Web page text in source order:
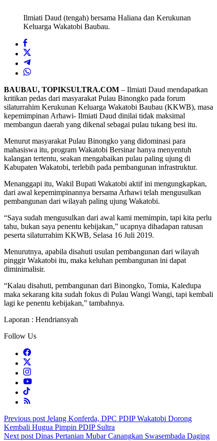
Ilmiati Daud (tengah) bersama Haliana dan Kerukunan
Keluarga Wakatobi Baubau.
BAUBAU, TOPIKSULTRA.COM – Ilmiati Daud mendapatkan
kritikan pedas dari masyarakat Pulau Binongko pada forum
silaturrahim Kerukunan Keluarga Wakatobi Baubau (KKWB), masa
kepemimpinan Arhawi- Ilmiati Daud dinilai tidak maksimal
membangun daerah yang dikenal sebagai pulau tukang besi itu.
Menurut masyarakat Pulau Binongko yang didominasi para
mahasiswa itu, program Wakatobi Bersinar hanya menyentuh
kalangan tertentu, seakan mengabaikan pulau paling ujung di
Kabupaten Wakatobi, terlebih pada pembangunan infrastruktur.
Menanggapi itu, Wakil Bupati Wakatobi aktif ini mengungkapkan,
dari awal kepemimpinannya bersama Arhawi telah mengusulkan
pembangunan dari wilayah paling ujung Wakatobi.
“Saya sudah mengusulkan dari awal kami memimpin, tapi kita perlu
tahu, bukan saya penentu kebijakan,” ucapnya dihadapan ratusan
peserta silaturrahim KKWB, Selasa 16 Juli 2019.
Menurutnya, apabila disahuti usulan pembangunan dari wilayah
pinggir Wakatobi itu, maka keluhan pembangunan ini dapat
diminimalisir.
“Kalau disahuti, pembangunan dari Binongko, Tomia, Kaledupa
maka sekarang kita sudah fokus di Pulau Wangi Wangi, tapi kembali
lagi ke penentu kebijakan,” tambahnya.
Laporan : Hendriansyah
Follow Us
Post
navigation
Previous post Jelang Konferda, DPC PDIP Wakatobi Dorong
Kembali Hugua Pimpin PDIP Sultra
Next post Dinas Pertanian Mubar Canangkan Swasembada Daging